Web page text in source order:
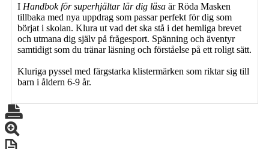
I Handbok för superhjältar lär dig läsa är Röda Masken
tillbaka med nya uppdrag som passar perfekt för dig som
börjat i skolan. Klura ut vad det ska stå i det hemliga brevet
och utmana dig själv på frågesport. Spänning och äventyr
samtidigt som du tränar läsning och förståelse på ett roligt sätt.
Kluriga pyssel med färgstarka klistermärken som riktar sig till
barn i åldern 6-9 år.